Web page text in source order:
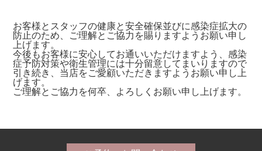
お客様とスタッフの健康と安全確保並びに感染症拡大の
防止のため、ご理解とご協力を賜りますようお願い申し
上げます。
今後もお客様に安心してお通いいただけますよう、感染
症予防対策や衛生管理には十分留意してまいりますので
引き続き、当店をご愛顧いただきますようお願い申し上
げます。
ご理解とご協力を何卒、よろしくお願い申し上げます。